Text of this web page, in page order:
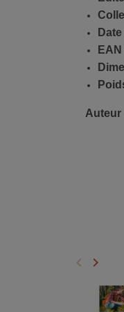
EAN
Auteur
Précédent
keyboard_arrow_left Suivant
keyboard_arrow_right